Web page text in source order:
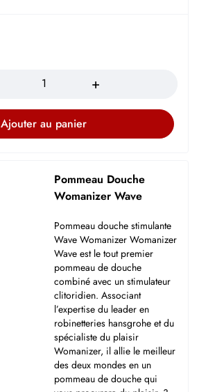
Ajouter au panier
Pommeau Douche
Womanizer Wave
Pommeau douche stimulante
Wave Womanizer Womanizer
Wave est le tout premier
pommeau de douche
combiné avec un stimulateur
clitoridien. Associant
l’expertise du leader en
robinetteries hansgrohe et du
spécialiste du plaisir
Womanizer, il allie le meilleur
des deux mondes en un
pommeau de douche qui